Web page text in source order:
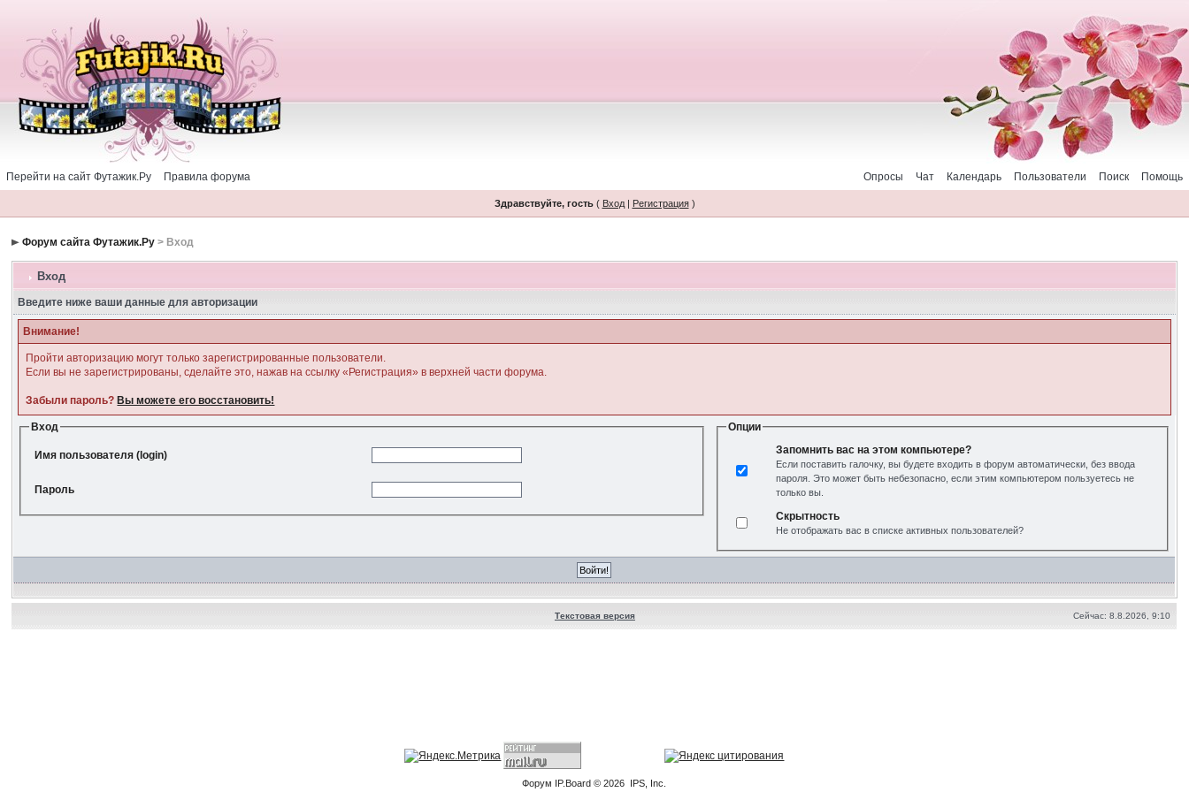
Перейти на сайт Футажик.Ру Правила форума Помощь
Поиск
Пользователи
Календарь
Чат
Опросы
Здравствуйте, гость( Вход| Регистрация)
Форум сайта Футажик.Ру > Вход
Вход
Введите ниже ваши данные для авторизации
Внимание!
Пройти авторизацию могут только зарегистрированные пользователи.
Если вы не зарегистрированы, сделайте это, нажав на ссылку «Регистрация» в верхней части форума.
Забыли пароль? Вы можете его восстановить!
Вход
Имя пользователя (login)
Пароль
Опции
Запомнить вас на этом компьютере?
Если поставить галочку, вы будете входить в форум автоматически, без ввода
пароля. Это может быть небезопасно, если этим компьютером пользуетесь не
только вы.
Скрытность
Не отображать вас в списке активных пользователей?
Текстовая версия Сейчас: 8.8.2026, 9:10
Форум IP.Board © 2026 IPS, Inc